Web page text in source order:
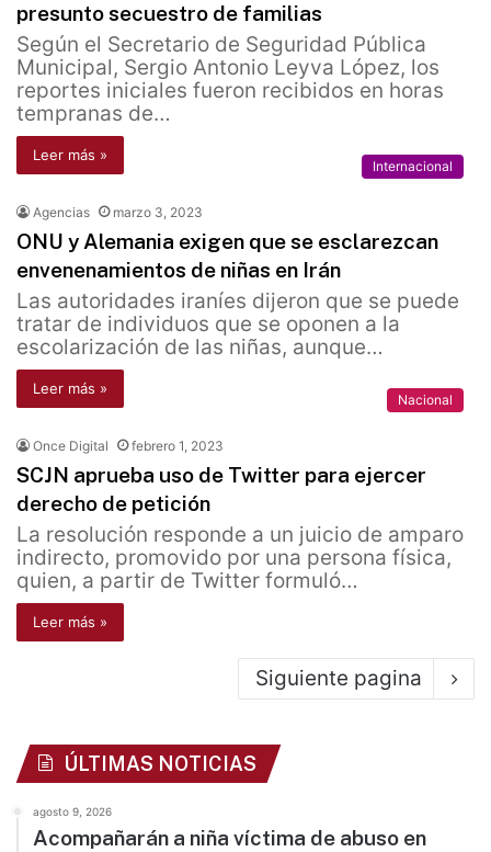
presunto secuestro de familias
Según el Secretario de Seguridad Pública
Municipal, Sergio Antonio Leyva López, los
reportes iniciales fueron recibidos en horas
tempranas de…
Leer más »
Internacional
Agencias marzo 3, 2023
ONU y Alemania exigen que se esclarezcan
envenenamientos de niñas en Irán
Las autoridades iraníes dijeron que se puede
tratar de individuos que se oponen a la
escolarización de las niñas, aunque…
Leer más »
Nacional
Once Digital febrero 1, 2023
SCJN aprueba uso de Twitter para ejercer
derecho de petición
La resolución responde a un juicio de amparo
indirecto, promovido por una persona física,
quien, a partir de Twitter formuló…
Leer más »
Siguiente pagina
ÚLTIMAS NOTICIAS
agosto 9, 2026
Acompañarán a niña víctima de abuso en